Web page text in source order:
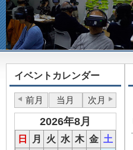
イベントカレンダー
前月 当月 次月
2026年8月
日 月 火 水 木 金 土